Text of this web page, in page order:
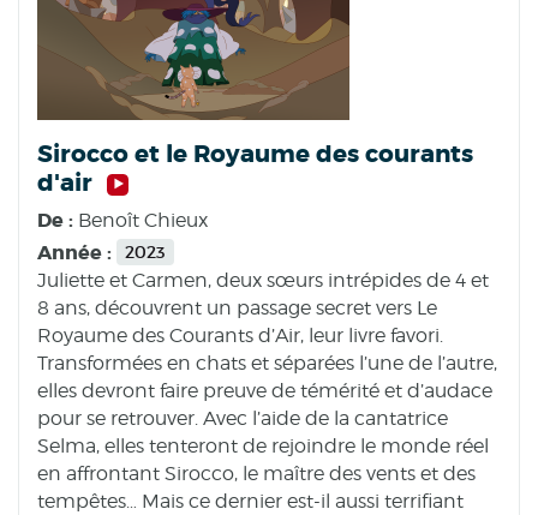
Sirocco et le Royaume des courants
d'air
De : Benoît Chieux
Année : 2023
Juliette et Carmen, deux sœurs intrépides de 4 et
8 ans, découvrent un passage secret vers Le
Royaume des Courants d’Air, leur livre favori.
Transformées en chats et séparées l’une de l’autre,
elles devront faire preuve de témérité et d’audace
pour se retrouver. Avec l’aide de la cantatrice
Selma, elles tenteront de rejoindre le monde réel
en affrontant Sirocco, le maître des vents et des
tempêtes… Mais ce dernier est-il aussi terrifiant